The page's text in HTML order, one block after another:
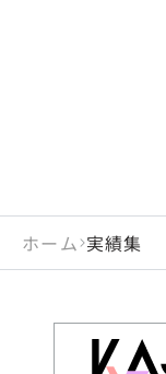
ホーム 実績集